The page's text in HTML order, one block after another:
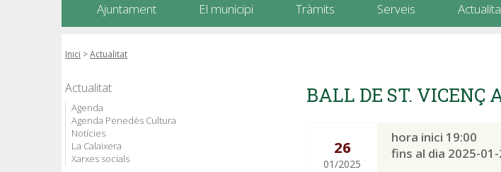
Ajuntament El municipi Tràmits Serveis
Inici >Actualitat
Actualitat
Agenda
Agenda Penedès Cultura
Notícies
La Calaixera
Xarxes socials
BALL DE ST. VICENÇ
26
01/2025
hora inici 19:00
fins al dia 2025-